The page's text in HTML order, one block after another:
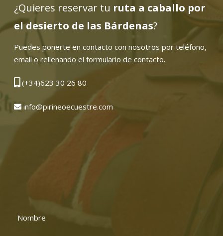
¿Quieres reservar tu ruta a caballo por
el desierto de las Bárdenas?
Puedes ponerte en contacto con nosotros por teléfono,
email o rellenando el formulario de contacto.
(+34)623 30 26 80
info@pirineoecuestre.com
Nombre